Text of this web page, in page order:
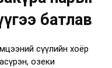
батлав
сүүлийн хоёр
озеки